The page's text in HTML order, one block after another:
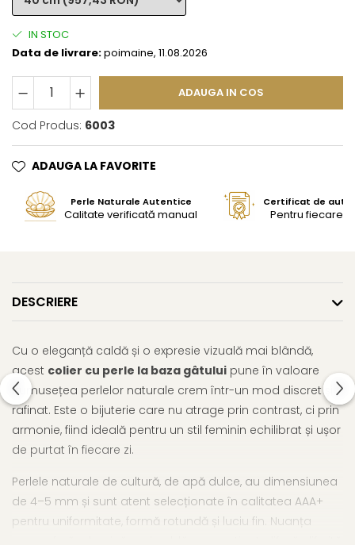
IN STOC
Data de livrare:poimaine, 11.08.2026
ADAUGA IN COS
Cod Produs: 6003
ADAUGA LA FAVORITE
Perle Naturale Autentice
Calitate verificată manual
Certificat de
Pentru fiecare
DESCRIERE
Cu o eleganță caldă și o expresie vizuală mai blândă,
acest colier cu perle la baza gâtului pune în valoare
frumusețea perlelor naturale crem într-un mod discret și
rafinat. Este o bijuterie care nu atrage prin contrast, ci prin
armonie, fiind ideală pentru un stil feminin echilibrat și ușor
de purtat în fiecare zi.
Perlele naturale de cultură, de apă dulce, au dimensiunea
de 4–5 mm și sunt atent selecționate în calitatea AAA+
pentru uniformitate, formă rotundă și luciu fin. Nuanța